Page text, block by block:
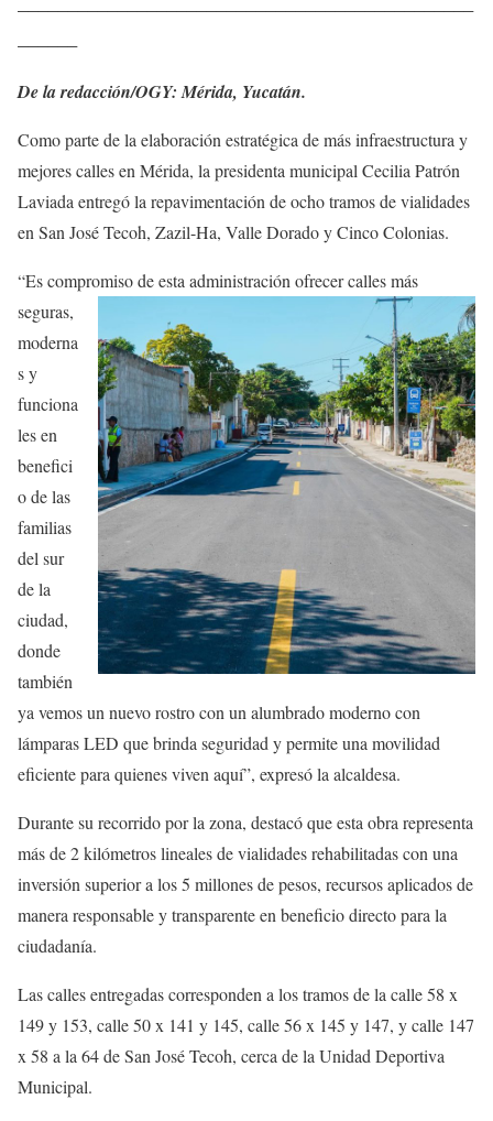
De la redacción/OGY: Mérida, Yucatán.
Como parte de la elaboración estratégica de más infraestructura y
mejores calles en Mérida, la presidenta municipal Cecilia Patrón
Laviada entregó la repavimentación de ocho tramos de vialidades
en San José Tecoh, Zazil-Ha, Valle Dorado y Cinco Colonias.
“Es compromiso de esta administración ofrecer calles más
seguras,
moderna
s y
funciona
les en
benefici
o de las
familias
del sur
de la
ciudad,
donde
también
ya vemos un nuevo rostro con un alumbrado moderno con
lámparas LED que brinda seguridad y permite una movilidad
eficiente para quienes viven aquí”, expresó la alcaldesa.
Durante su recorrido por la zona, destacó que esta obra representa
más de 2 kilómetros lineales de vialidades rehabilitadas con una
inversión superior a los 5 millones de pesos, recursos aplicados de
manera responsable y transparente en beneficio directo para la
ciudadanía.
Las calles entregadas corresponden a los tramos de la calle 58 x
149 y 153, calle 50 x 141 y 145, calle 56 x 145 y 147, y calle 147
x 58 a la 64 de San José Tecoh, cerca de la Unidad Deportiva
Municipal.